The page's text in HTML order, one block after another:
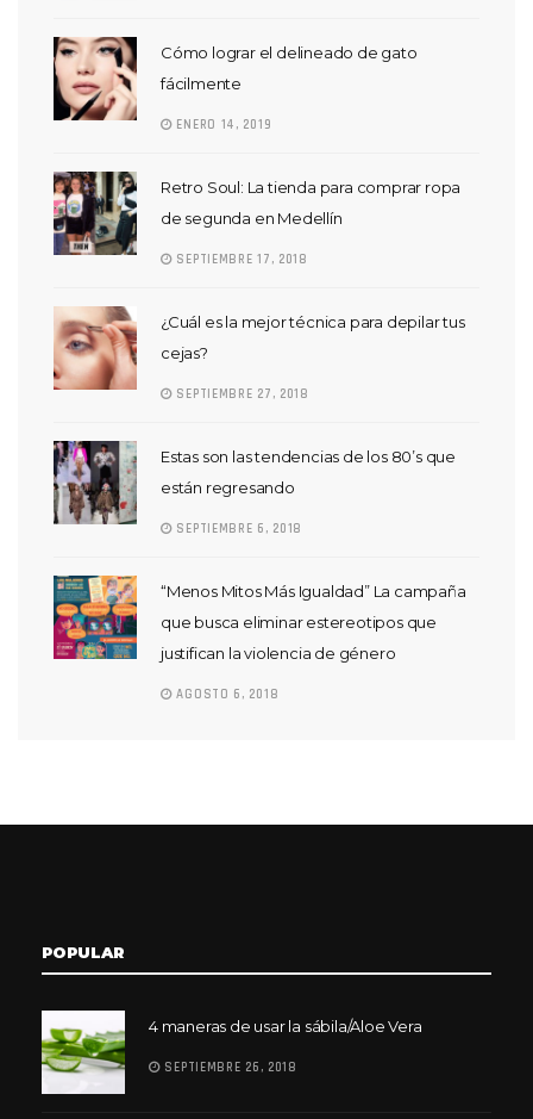
Cómo lograr el delineado de gato
fácilmente
ENERO 14, 2019
Retro Soul: La tienda para comprar ropa
de segunda en Medellín
SEPTIEMBRE 17, 2018
¿Cuál es la mejor técnica para depilar tus
cejas?
SEPTIEMBRE 27, 2018
Estas son las tendencias de los 80’s que
están regresando
SEPTIEMBRE 6, 2018
“Menos Mitos Más Igualdad” La campaña
que busca eliminar estereotipos que
justifican la violencia de género
AGOSTO 6, 2018
POPULAR
4 maneras de usar la sábila/Aloe Vera
SEPTIEMBRE 26, 2018